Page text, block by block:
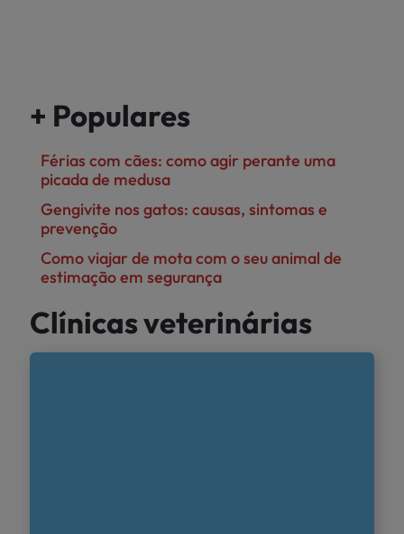
+ Populares
Férias com cães: como agir perante uma
picada de medusa
Gengivite nos gatos: causas, sintomas e
prevenção
Como viajar de mota com o seu animal de
estimação em segurança
Clínicas veterinárias